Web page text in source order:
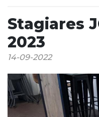
Stagiares
2023
14-09-2022